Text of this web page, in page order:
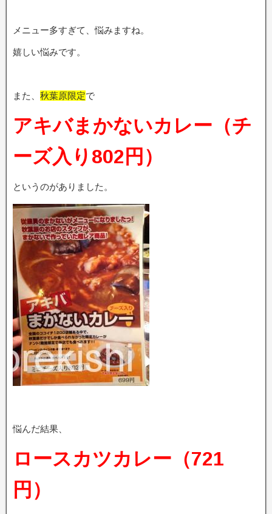
メニュー多すぎて、悩みますね。
嬉しい悩みです。
また、 秋葉原限定で
アキバまかないカレー（チ
ーズ入り802円）
というのがありました。
悩んだ結果、
ロースカツカレー（721
円）